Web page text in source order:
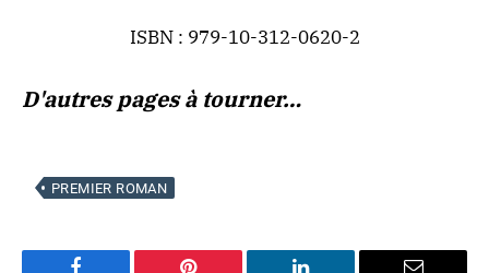
ISBN : 979-10-312-0620-2
D'autres pages à tourner…
PREMIER ROMAN